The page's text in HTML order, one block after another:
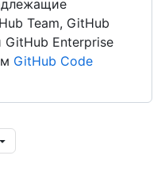
Team, GitHub
GitHub Enterprise
GitHub Code